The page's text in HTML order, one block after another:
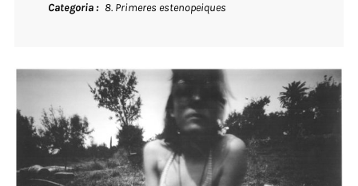
Categoria 8. Primeres estenopeiques